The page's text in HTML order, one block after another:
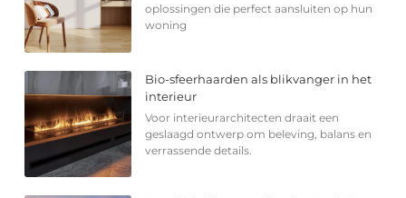
oplossingen die perfect aansluiten op hun
woning
Bio-sfeerhaarden als blikvanger in het
interieur
Voor interieurarchitecten draait een
geslaagd ontwerp om beleving, balans en
verrassende details.